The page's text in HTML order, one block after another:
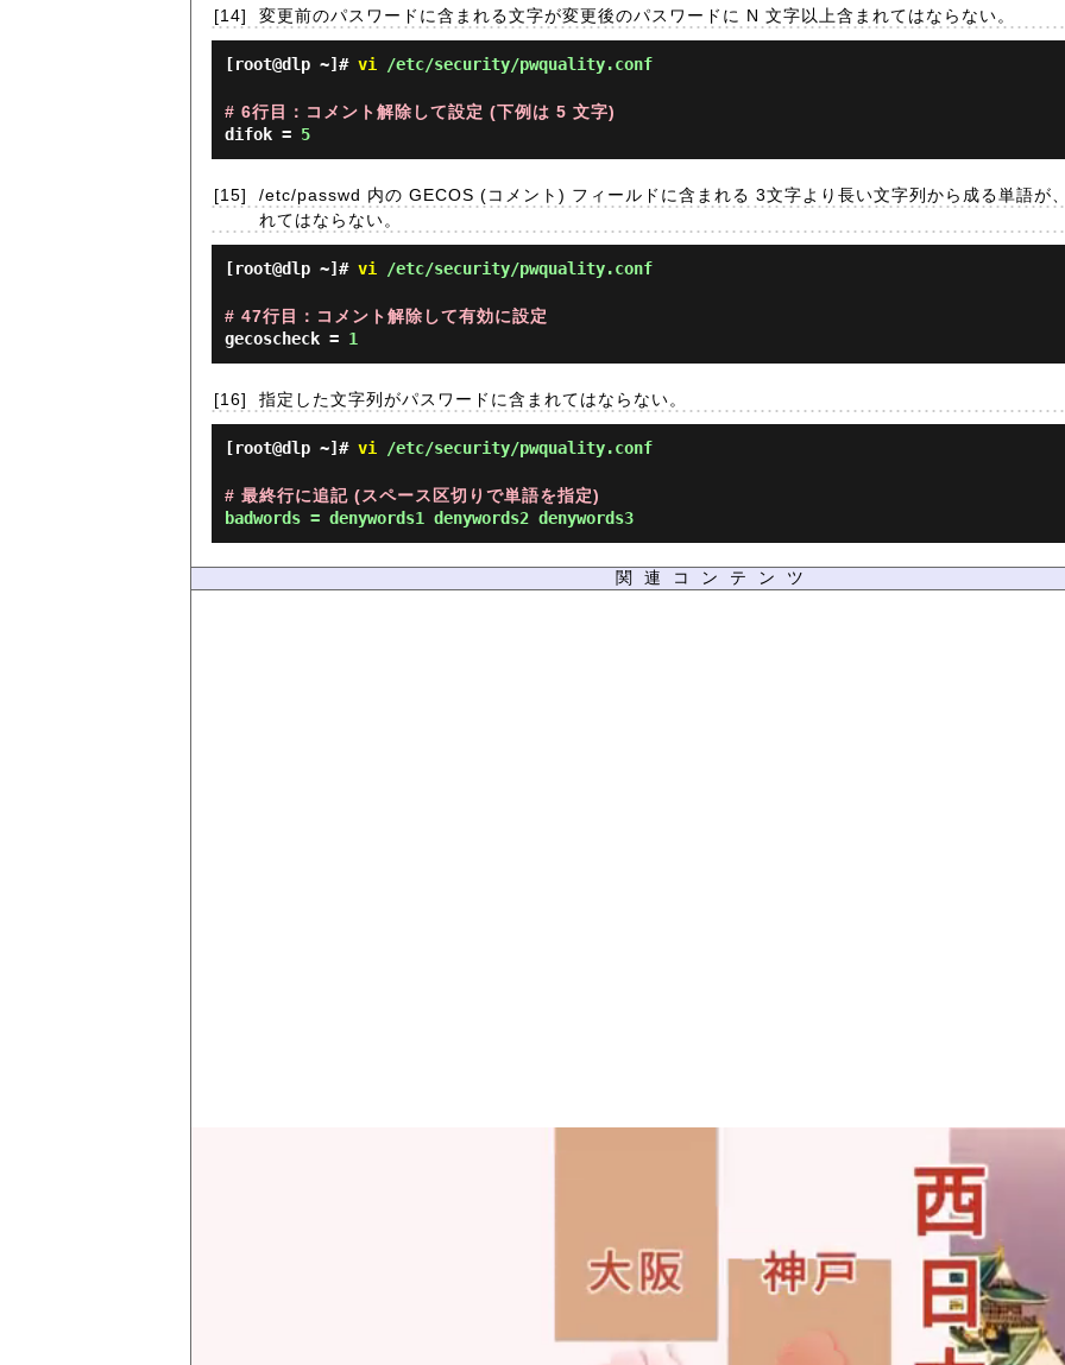
[14] 変更前のパスワードに含まれる文字が変更後のパスワードに N 文字以上含まれてはならない。
[root@dlp ~]# vi /etc/security/pwquality.conf
# 6行目：コメント解除して設定 (下例は 5 文字)
difok = 5
[15]
/etc/passwd 内の GECOS (コメント) フィールドに含まれる 3文字より長い文字列から成る単語が
れてはならない。
[root@dlp ~]# vi /etc/security/pwquality.conf
# 47行目：コメント解除して有効に設定
gecoscheck = 1
[16] 指定した文字列がパスワードに含まれてはならない。
[root@dlp ~]# vi /etc/security/pwquality.conf
# 最終行に追記 (スペース区切りで単語を指定)
badwords = denywords1 denywords2 denywords3
関連コンテンツ